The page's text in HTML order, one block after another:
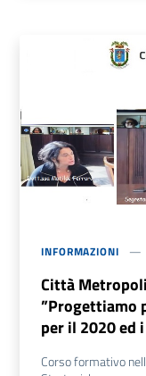
INFORMAZIONI
Città
”Progettiamo
per il 2020 ed
Corso formativo